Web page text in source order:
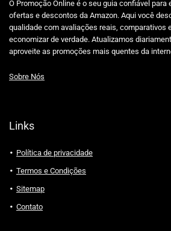
O Promoção Online é o seu guia confiável para
ofertas e descontos da Amazon. Aqui você
qualidade com avaliações reais, comparativos
economizar de verdade. Atualizamos
aproveite as promoções mais quentes da
Sobre Nós
Links
Política de privacidade
Termos e Condições
Sitemap
Contato